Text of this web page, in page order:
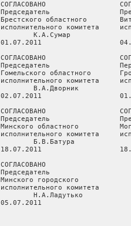
СОГЛАСОВАНО
Председатель
Брестского областного
исполнительного комитета
К.А.Сумар
01.07.2011
СОГЛАСОВАНО
Председатель
Гомельского областного
исполнительного комитета
В.А.Дворник
02.07.2011
СОГЛАСОВАНО
Председатель
Минского областного
исполнительного комитета
Б.В.Батура
18.07.2011
СОГЛАСОВАНО
Председатель
Минского городского
исполнительного комитета
        Н.А.Ладутько
05.07.2011